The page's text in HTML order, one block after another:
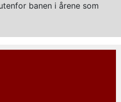
banen i årene som